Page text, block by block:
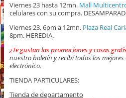
Viernes 23 hasta 12mn. Mall
celulares con su compra.
Viernes 23, 6pm a 12mn. Plaza Real
8pm. HEREDIA.
¿Te gustan las promociones y cosas
nuestro boletín y recibí todos los
electrónico.
TIENDA PARTICULARES:
Tienda de departamento